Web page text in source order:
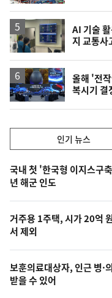
AI 기술
지 교통
올해 '전
복시기 결
기,
최
신,
오
늘
의
영
상
인기 뉴스
기
뉴
스
국내 첫 '한국형 이지스
년 해군 인도
거주용 1주택, 시가 20억
서 제외
보훈의료대상자, 인근 병·
받을 수 있어